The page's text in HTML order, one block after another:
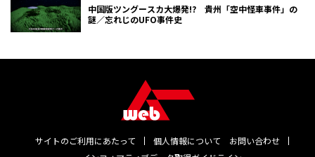
中国版ツングースカ大爆発!? 貴州「空中怪車事件」の
謎／忘れじのUFO事件史
サイトのご利用にあたって 個人情報について
お問い合わせ